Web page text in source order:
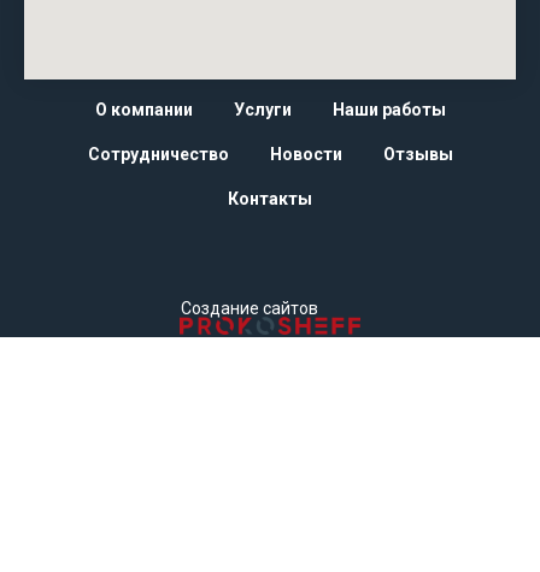
О компании Услуги Наши работы
Сотрудничество Новости Отзывы
Контакты
Создание сайтов